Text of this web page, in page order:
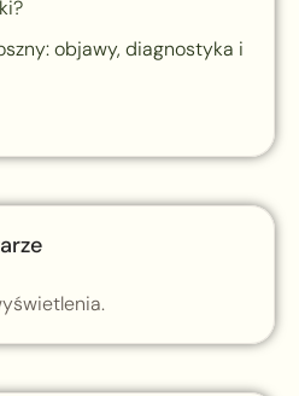
objawy, diagnostyka i